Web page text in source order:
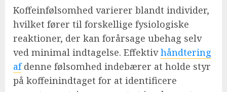
Koffeinfølsomhed varierer blandt individer,
hvilket fører til forskellige fysiologiske
reaktioner, der kan forårsage ubehag selv
ved minimal indtagelse. Effektivhåndtering
afdenne følsomhed indebærer at holde styr
på koffeinindtaget for at identificere